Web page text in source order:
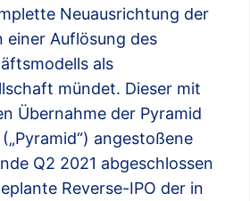
Neuausrichtung der
einer Auflösung des
als
mündet. Dieser mit
Übernahme der Pyramid
angestoßene
Q2 2021 abgeschlossen
Reverse-IPO der in